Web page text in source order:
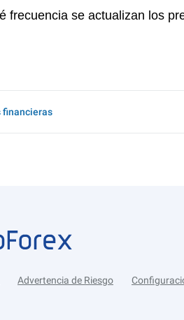
frecuencia se actualizan los
financieras
Advertencia de Riesgo